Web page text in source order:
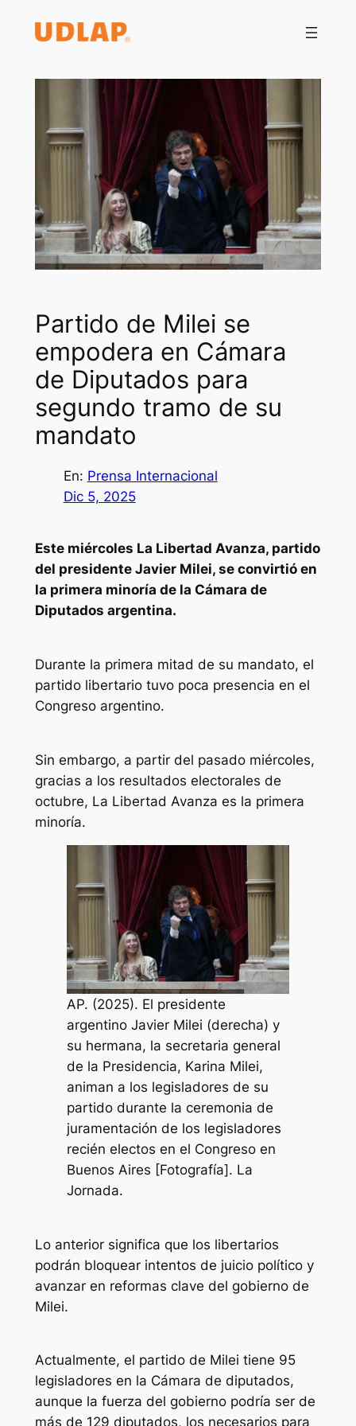
Partido de Milei se
empodera en Cámara
de Diputados para
segundo tramo de su
mandato
En: Prensa Internacional
Dic 5, 2025
Este miércoles La Libertad Avanza, partido
del presidente Javier Milei, se convirtió en
la primera minoría de la Cámara de
Diputados argentina.
Durante la primera mitad de su mandato, el
partido libertario tuvo poca presencia en el
Congreso argentino.
Sin embargo, a partir del pasado miércoles,
gracias a los resultados electorales de
octubre, La Libertad Avanza es la primera
minoría.
AP. (2025). El presidente
argentino Javier Milei (derecha) y
su hermana, la secretaria general
de la Presidencia, Karina Milei,
animan a los legisladores de su
partido durante la ceremonia de
juramentación de los legisladores
recién electos en el Congreso en
Buenos Aires [Fotografía]. La
Jornada.
Lo anterior significa que los libertarios
podrán bloquear intentos de juicio político y
avanzar en reformas clave del gobierno de
Milei.
Actualmente, el partido de Milei tiene 95
legisladores en la Cámara de diputados,
aunque la fuerza del gobierno podría ser de
más de 129 diputados, los necesarios para